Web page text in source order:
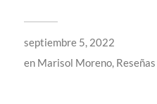
septiembre 5, 2022
en Marisol Moreno, Reseñas